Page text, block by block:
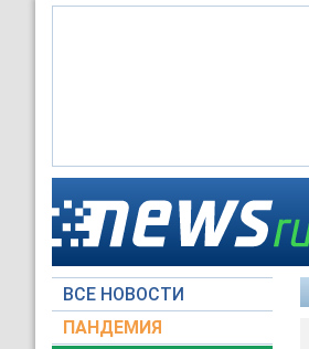
ВСЕ НОВОСТИ
ПАНДЕМИЯ